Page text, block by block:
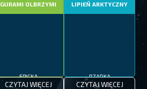
GURAMI OLBRZYMI
CZYTAJ WIĘCEJ
LIPIEŃ ARKTYCZNY
CZYTAJ WIĘCEJ